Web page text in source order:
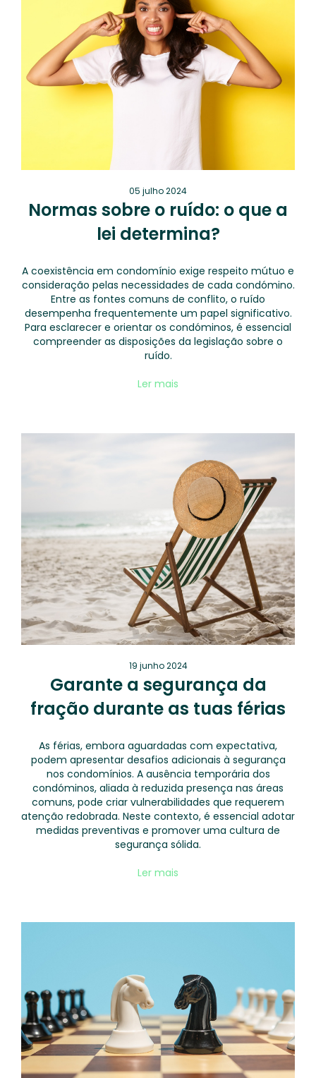
05 julho 2024
Normas sobre o ruído: o que a
lei determina?
A coexistência em condomínio exige respeito mútuo e
consideração pelas necessidades de cada condómino.
Entre as fontes comuns de conflito, o ruído
desempenha frequentemente um papel significativo.
Para esclarecer e orientar os condóminos, é essencial
compreender as disposições da legislação sobre o
ruído.
Ler mais
19 junho 2024
Garante a segurança da
fração durante as tuas férias
As férias, embora aguardadas com expectativa,
podem apresentar desafios adicionais à segurança
nos condomínios. A ausência temporária dos
condóminos, aliada à reduzida presença nas áreas
comuns, pode criar vulnerabilidades que requerem
atenção redobrada. Neste contexto, é essencial adotar
medidas preventivas e promover uma cultura de
segurança sólida.
Ler mais